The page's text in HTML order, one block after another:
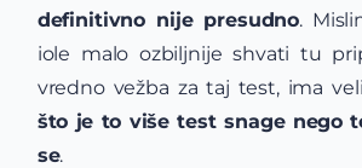
definitivno nije presudno.
iole malo ozbiljnije shvati tu
vredno vežba za taj test, ima
što je to više test snage nego
se.